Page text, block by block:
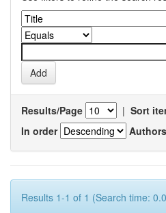
Results/Page | Sort
In order
Results 1-1 of 1 (Search time: